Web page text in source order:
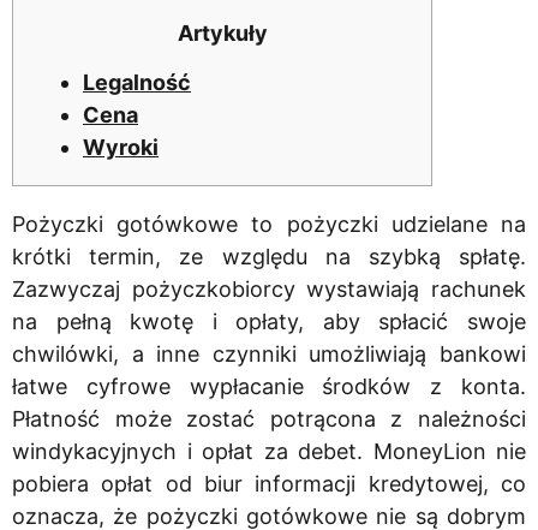
Artykuły
Legalność
Cena
Wyroki
Pożyczki gotówkowe to pożyczki udzielane na
krótki termin, ze względu na szybką spłatę.
Zazwyczaj pożyczkobiorcy wystawiają rachunek
na pełną kwotę i opłaty, aby spłacić swoje
chwilówki, a inne czynniki umożliwiają bankowi
łatwe cyfrowe wypłacanie środków z konta.
Płatność może zostać potrącona z należności
windykacyjnych i opłat za debet. MoneyLion nie
pobiera opłat od biur informacji kredytowej, co
oznacza, że ​​pożyczki gotówkowe nie są dobrym